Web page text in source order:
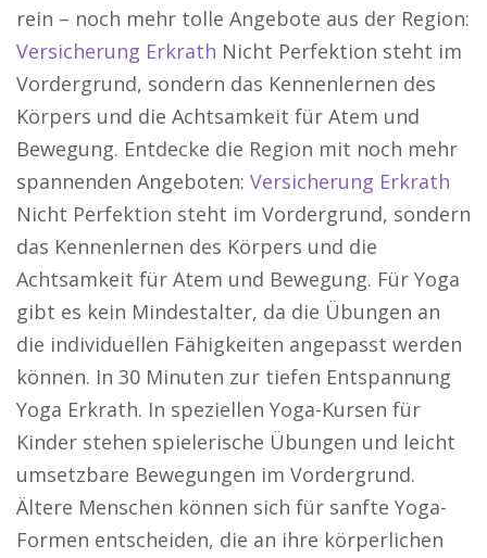
rein – noch mehr tolle Angebote aus der Region:
Versicherung Erkrath Nicht Perfektion steht im
Vordergrund, sondern das Kennenlernen des
Körpers und die Achtsamkeit für Atem und
Bewegung. Entdecke die Region mit noch mehr
spannenden Angeboten: Versicherung Erkrath
Nicht Perfektion steht im Vordergrund, sondern
das Kennenlernen des Körpers und die
Achtsamkeit für Atem und Bewegung. Für Yoga
gibt es kein Mindestalter, da die Übungen an
die individuellen Fähigkeiten angepasst werden
können. In 30 Minuten zur tiefen Entspannung
Yoga Erkrath. In speziellen Yoga-Kursen für
Kinder stehen spielerische Übungen und leicht
umsetzbare Bewegungen im Vordergrund.
Ältere Menschen können sich für sanfte Yoga-
Formen entscheiden, die an ihre körperlichen